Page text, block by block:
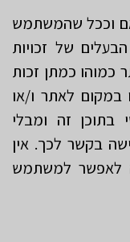
וככל שהמשתמש
של זכויות
כמוהו כמתן זכות
במקום לאתר ו/או
זה ומבלי
בקשר לכך. אין
לאפשר למשתמש